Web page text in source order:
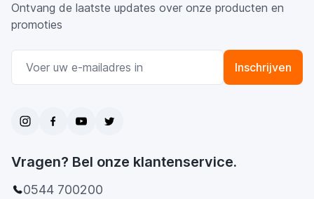
Ontvang de laatste updates over onze producten en
promoties
Inschrijven
Vragen? Bel onze klantenservice.
0544 700200